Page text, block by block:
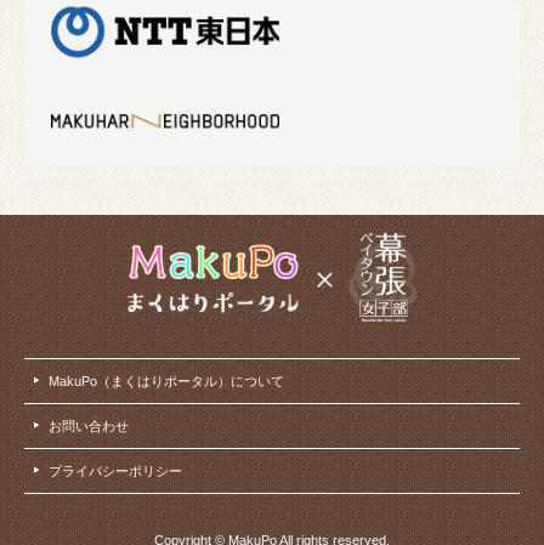
MakuPo（まくはりポータル）について
お問い合わせ
プライバシーポリシー
Copyright © MakuPo All rights reserved.